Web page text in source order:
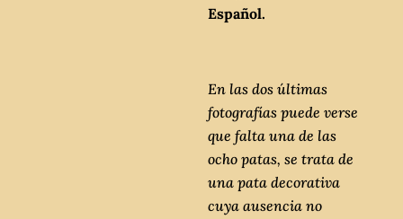
Español.
En las dos últimas
fotografías puede verse
que falta una de las
ocho patas, se trata de
una pata decorativa
cuya ausencia no